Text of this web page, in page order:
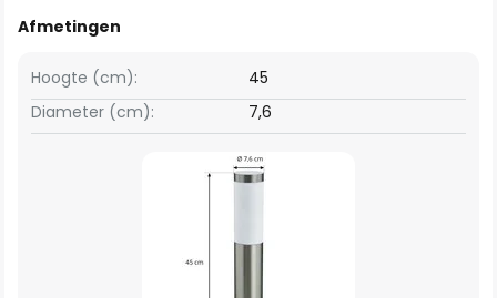
Afmetingen
Hoogte (cm):
45
Diameter (cm):
7,6